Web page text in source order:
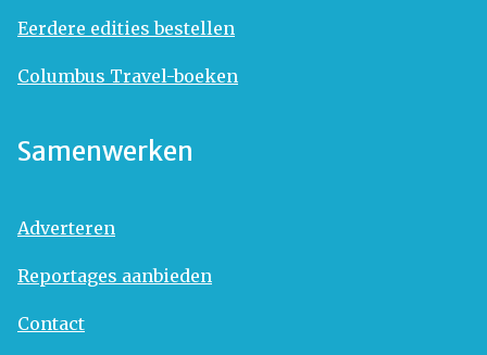
Eerdere edities bestellen
Columbus Travel-boeken
Samenwerken
Adverteren
Reportages aanbieden
Contact